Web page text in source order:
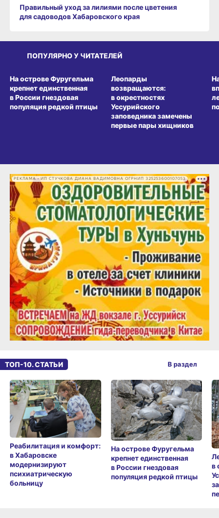
Правильный уход за лилиями после цветения
для садоводов Хабаровского края
ПОПУЛЯРНО У ЧИТАТЕЛЕЙ
На острове Фуругельма
крепнет единственная
в России гнездовая
популяция редкой птицы
Леопарды
возвращаются:
в окрестностях
Уссурийского
заповедника замечены
первые пары хищников
РЕКЛАМА • ИП СТУЧКОВА ДИАНА ВАДИМОВНА ОГРНИП 325253600107053
ТОП-10. СТАТЬИ
Реабилитация и комфорт:
в Хабаровске
модернизируют
психиатрическую
больницу
На острове Фуругельма
крепнет единственная
в России гнездовая
популяция редкой птицы
в
В раздел